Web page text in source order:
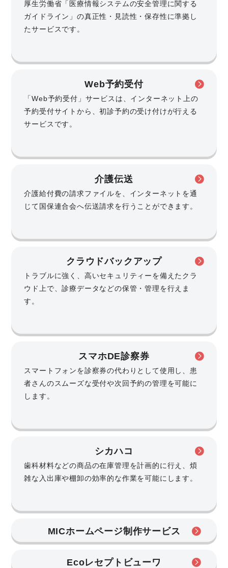
厚生労働省「医療情報システムの安全管理に関する
ガイドライン」の真正性・見読性・保存性に準拠し
たサービスです。
Web予約受付
「Web予約受付」サービスは、インターネット上の
予約受付サイトから、初診予約の受け付けが行える
サービスです。
介護伝送
介護給付費の請求ファイルを、インターネットを通
じて国保連合会へ伝送請求を行うことができます。
クラウドバックアップ
トラブルに強く、高いセキュリティーを備えたクラ
ウド上で、診療データなどの保管・管理を行えま
す。
スマホDE診察券
スマートフォンを診察券の代わりとして使用し、患
者さんのスムーズな受付や次回予約の管理を可能に
します。
シカハコ
歯科材料などの商品の在庫管理を計画的に行え、煩
雑な入出庫や棚卸の効率的な作業を可能にします。
MICホームページ制作サービス
Ecoレセプトビューワ